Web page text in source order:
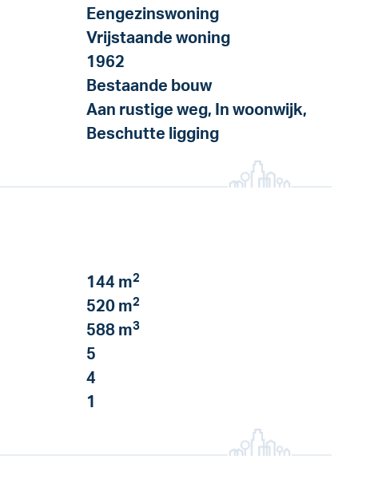
Eengezinswoning
Vrijstaande woning
1962
Bestaande bouw
Aan rustige weg, In woonwijk,
Beschutte ligging
144 m2
520 m2
588 m3
5
4
1